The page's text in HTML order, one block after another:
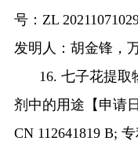
号： ZL
发明人：胡金锋，
16. 七子花提取
剂中的用途【申请
CN 112641819 B; 专